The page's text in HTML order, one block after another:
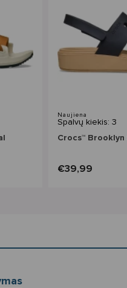
Naujiena
Spalvų kiekis: 3
Crocs™ Brooklyn
€39,99